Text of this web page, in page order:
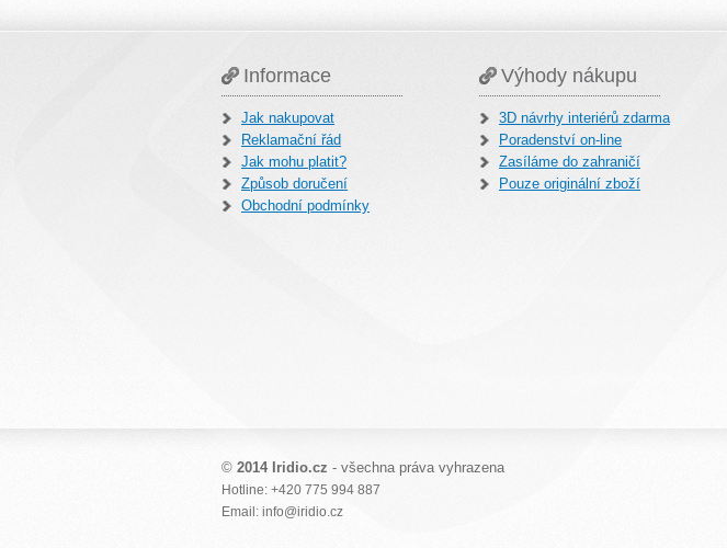
Informace
Jak nakupovat
Reklamační řád
Jak mohu platit?
Způsob doručení
Obchodní podmínky
Výhody nákupu
3D návrhy interiérů zdarma
Poradenství on-line
Zasíláme do zahraničí
Pouze originální zboží
© 2014 Iridio.cz - všechna práva vyhrazena
Hotline: +420 775 994 887
Email: info@iridio.cz